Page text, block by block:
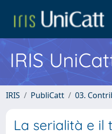
IRIS
IRIS PubliCatt 03.
La serialità e il